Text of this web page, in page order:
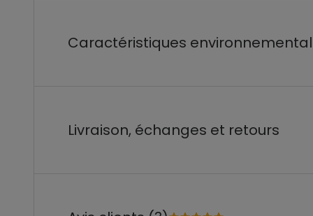
Caractéristiques
Livraison, échanges et retours